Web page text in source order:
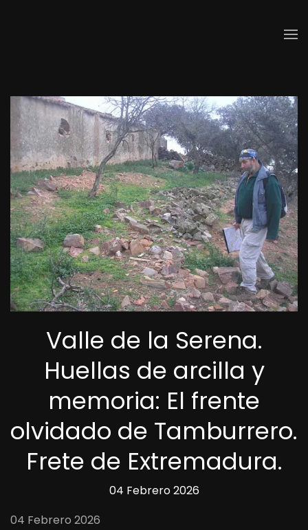
Valle de la Serena.
Huellas de arcilla y
memoria: El frente
olvidado de Tamburrero.
Frete de Extremadura.
04 Febrero 2026
04 Febrero 2026